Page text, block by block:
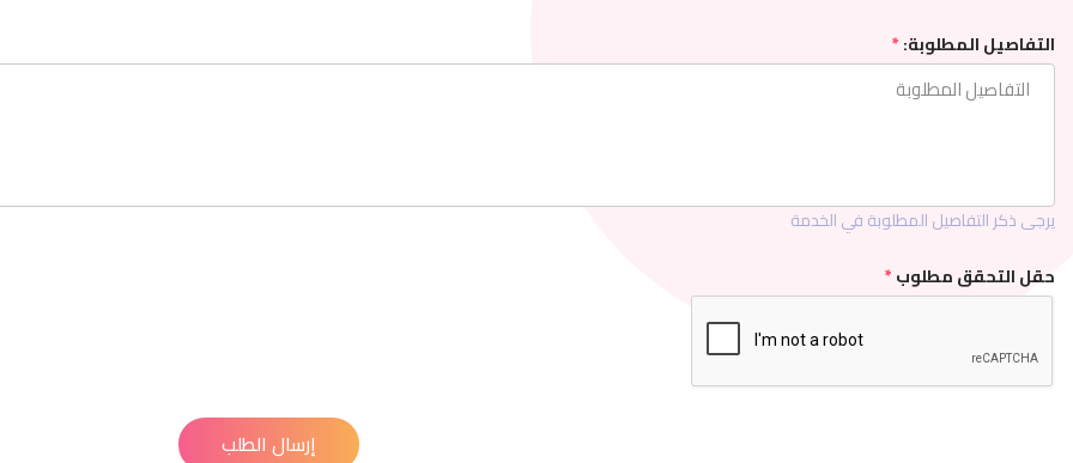
التفاصيل المطلوبة:*
يرجى ذكر التفاصيل المطلوبة في الخدمة
حقل التحقق مطلوب*
إرسال الطلب